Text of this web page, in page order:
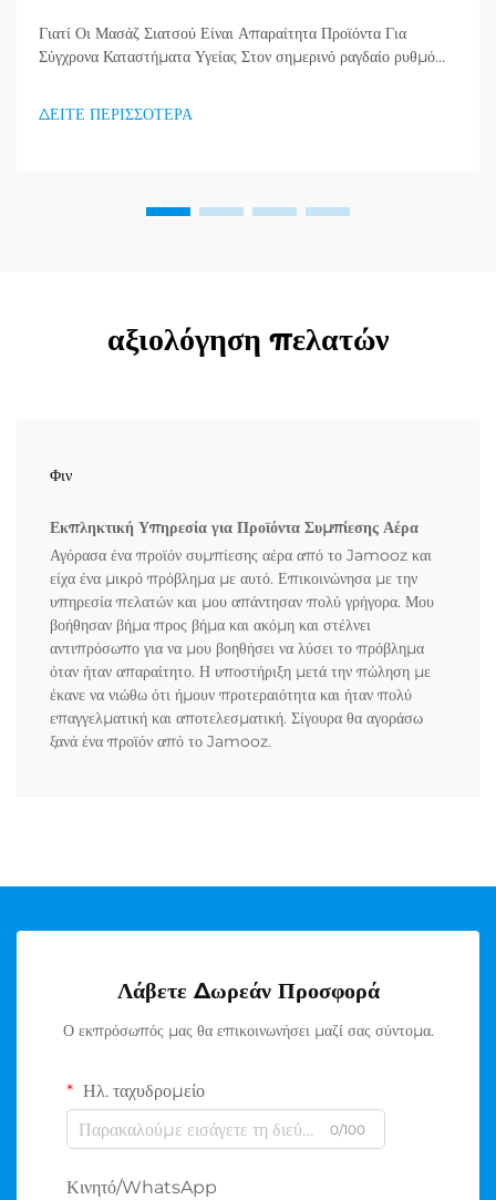
Γιατί Οι Μασάζ Σιατσού Είναι Απαραίτητα Προϊόντα Για
Σύγχρονα Καταστήματα Υγείας Στον σημερινό ραγδαίο ρυθμό
περισσότερο αποτελεσματικούς τρόπους να δίνουν
ΔΕΙΤΕ ΠΕΡΙΣΣΟΤΕΡΑ
αξιολόγηση πελατών
Φιν
Εκπληκτική Υπηρεσία για Προϊόντα Συμπίεσης Αέρα
Αγόρασα ένα προϊόν συμπίεσης αέρα από το Jamooz και
είχα ένα μικρό πρόβλημα με αυτό. Επικοινώνησα με την
υπηρεσία πελατών και μου απάντησαν πολύ γρήγορα. Μου
βοήθησαν βήμα προς βήμα και ακόμη και στέλνει
αντιπρόσωπο για να μου βοηθήσει να λύσει το πρόβλημα
όταν ήταν απαραίτητο. Η υποστήριξη μετά την πώληση με
έκανε να νιώθω ότι ήμουν προτεραιότητα και ήταν πολύ
επαγγελματική και αποτελεσματική. Σίγουρα θα αγοράσω
ξανά ένα προϊόν από το Jamooz.
Λάβετε Δωρεάν Προσφορά
Ο εκπρόσωπός μας θα επικοινωνήσει μαζί σας σύντομα.
Ηλ. ταχυδρομείο
0/100
Κινητό/WhatsApp